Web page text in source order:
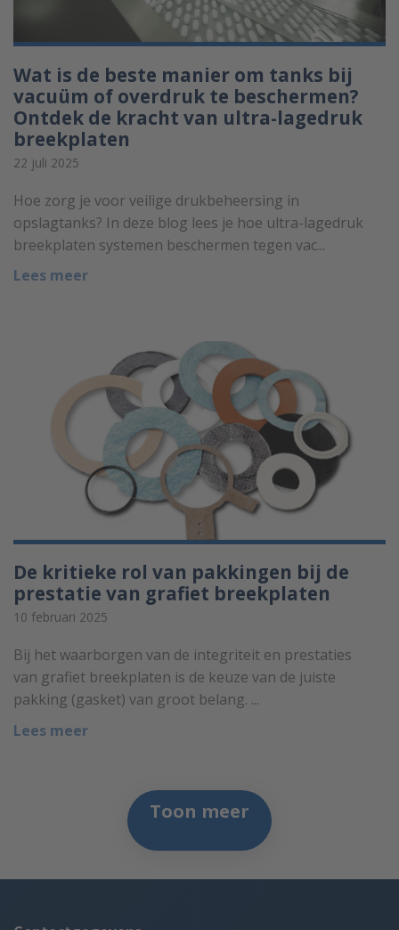
Wat is de beste manier om tanks bij
vacuüm of overdruk te beschermen?
Ontdek de kracht van ultra-lagedruk
breekplaten
22 juli 2025
Hoe zorg je voor veilige drukbeheersing in
opslagtanks? In deze blog lees je hoe ultra-lagedruk
breekplaten systemen beschermen tegen vac...
Lees meer
De kritieke rol van pakkingen bij de
prestatie van grafiet breekplaten
10 februari 2025
Bij het waarborgen van de integriteit en prestaties
van grafiet breekplaten is de keuze van de juiste
pakking (gasket) van groot belang. ...
Lees meer
Toon meer